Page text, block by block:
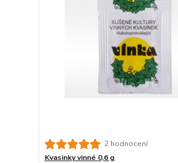
2 hodnocení
Kvasinky vinné 0,6 g